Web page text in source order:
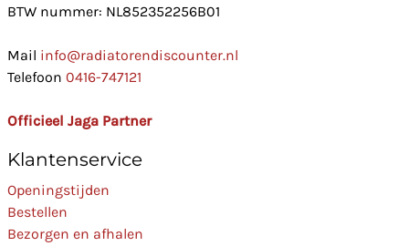
BTW nummer: NL852352256B01
Mail info@radiatorendiscounter.nl
Telefoon 0416-747121
Officieel Jaga Partner
Klantenservice
Openingstijden
Bestellen
Bezorgen en afhalen